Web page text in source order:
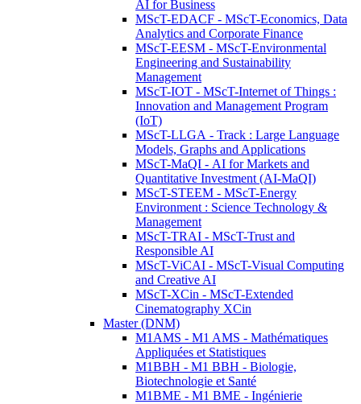
AI for Business
MScT-EDACF - MScT-Economics, Data
Analytics and Corporate Finance
MScT-EESM - MScT-Environmental
Engineering and Sustainability
Management
MScT-IOT - MScT-Internet of Things :
Innovation and Management Program
(IoT)
MScT-LLGA - Track : Large Language
Models, Graphs and Applications
MScT-MaQI - AI for Markets and
Quantitative Investment (AI-MaQI)
MScT-STEEM - MScT-Energy
Environment : Science Technology &
Management
MScT-TRAI - MScT-Trust and
Responsible AI
MScT-ViCAI - MScT-Visual Computing
and Creative AI
MScT-XCin - MScT-Extended
Cinematography XCin
Master (DNM)
M1AMS - M1 AMS - Mathématiques
Appliquées et Statistiques
M1BBH - M1 BBH - Biologie,
Biotechnologie et Santé
M1BME - M1 BME - Ingénierie